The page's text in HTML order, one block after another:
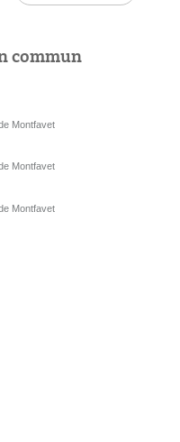
commun
Montfavet
Montfavet
Montfavet